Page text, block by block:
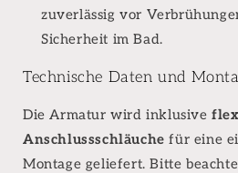
zuverlässig vor
Sicherheit im Bad.
Technische Daten und
Die Armatur wird inklusive
Anschlussschläuche für eine
Montage geliefert. Bitte